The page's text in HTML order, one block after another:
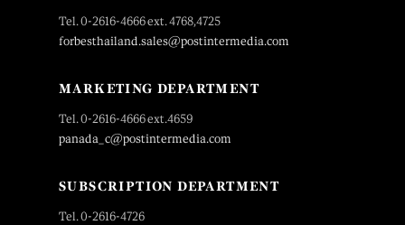
Tel. 0-2616-4666 ext. 4768,4725
forbesthailand.sales@postintermedia.com
MARKETING DEPARTMENT
Tel. 0-2616-4666 ext.4659
panada_c@postintermedia.com
SUBSCRIPTION DEPARTMENT
Tel. 0-2616-4726